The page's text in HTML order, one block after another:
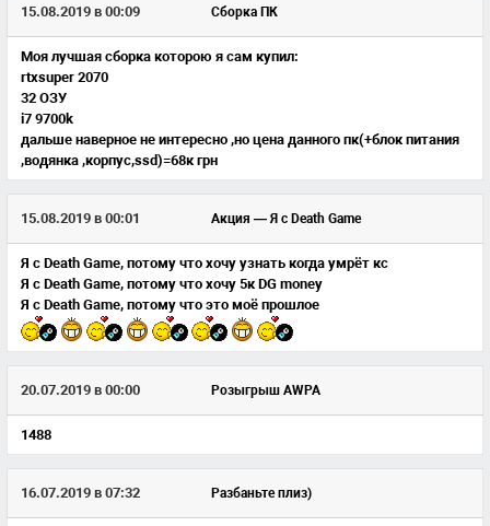
15.08.2019 в 00:09 Сборка ПК
Моя лучшая сборка которою я сам купил:
rtxsuper 2070
32 OЗУ
i7 9700k
дальше наверное не интересно ,но цена данного пк(+блок питания
,водянка ,корпус,ssd)=68к грн
15.08.2019 в 00:01 Акция — Я с Death Game
Я с Death Game, потому что хочу узнать когда умрёт кс
Я с Death Game, потому что хочу 5к DG money
Я с Death Game, потому что это моё прошлое
20.07.2019 в 00:00 Розыгрыш AWPA
1488
16.07.2019 в 07:32 Разбаньте плиз)